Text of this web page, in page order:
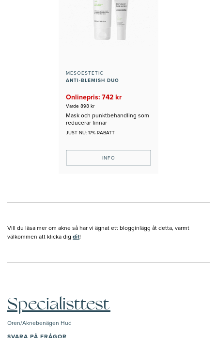
MESOESTETIC
ANTI-BLEMISH DUO
Onlinepris: 742 kr
Värde 898 kr
Mask och punktbehandling som
reducerar finnar
JUST NU: 17% RABATT
INFO
Vill du läsa mer om akne så har vi ägnat ett blogginlägg åt detta, varmt
välkommen att klicka dig dit!
Specialisttest
Oren/Aknebenägen Hud